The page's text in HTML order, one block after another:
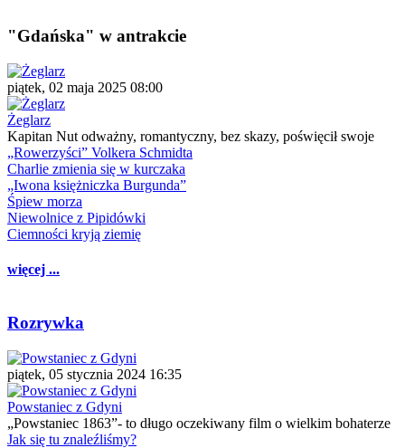
"Gdańska" w antrakcie
piątek, 02 maja 2025 08:00
Żeglarz
Kapitan Nut odważny, romantyczny, bez skazy, poświęcił swoje
„Rowerzyści” Volkera Schmidta
Charlie zmienia się w kurczaka
„Iwona księżniczka Burgunda”
Śpiew morza
Niewolnice z Pipidówki
Ciemności kryją ziemię
więcej ...
Rozrywka
piątek, 05 stycznia 2024 16:35
Powstaniec z Gdyni
„Powstaniec 1863”- to długo oczekiwany film o wielkim bohaterze
Jak się tu znaleźliśmy?